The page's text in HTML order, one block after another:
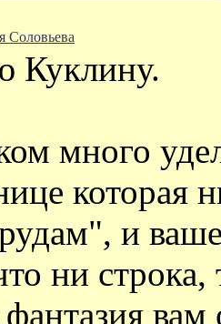
Соловьева
Куклину.
много
которая
и
ни
вам